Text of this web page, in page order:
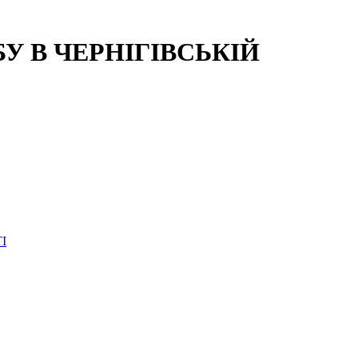
ЧЕРНІГІВСЬКІЙ